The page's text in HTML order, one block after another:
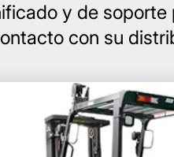
y de
con su